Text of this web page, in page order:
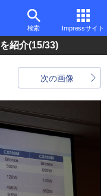
検索 Impressサイト
紹介(15/33)
次の画像